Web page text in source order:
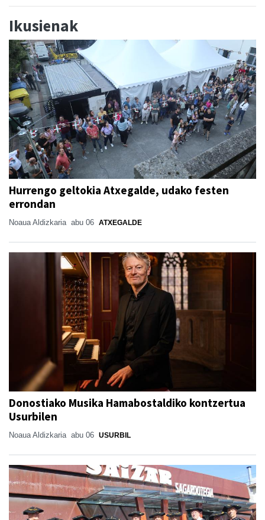
Ikusienak
Hurrengo geltokia Atxegalde, udako festen
errondan
Noaua Aldizkaria abu 06 ATXEGALDE
Donostiako Musika Hamabostaldiko kontzertua
Usurbilen
Noaua Aldizkaria abu 06 USURBIL